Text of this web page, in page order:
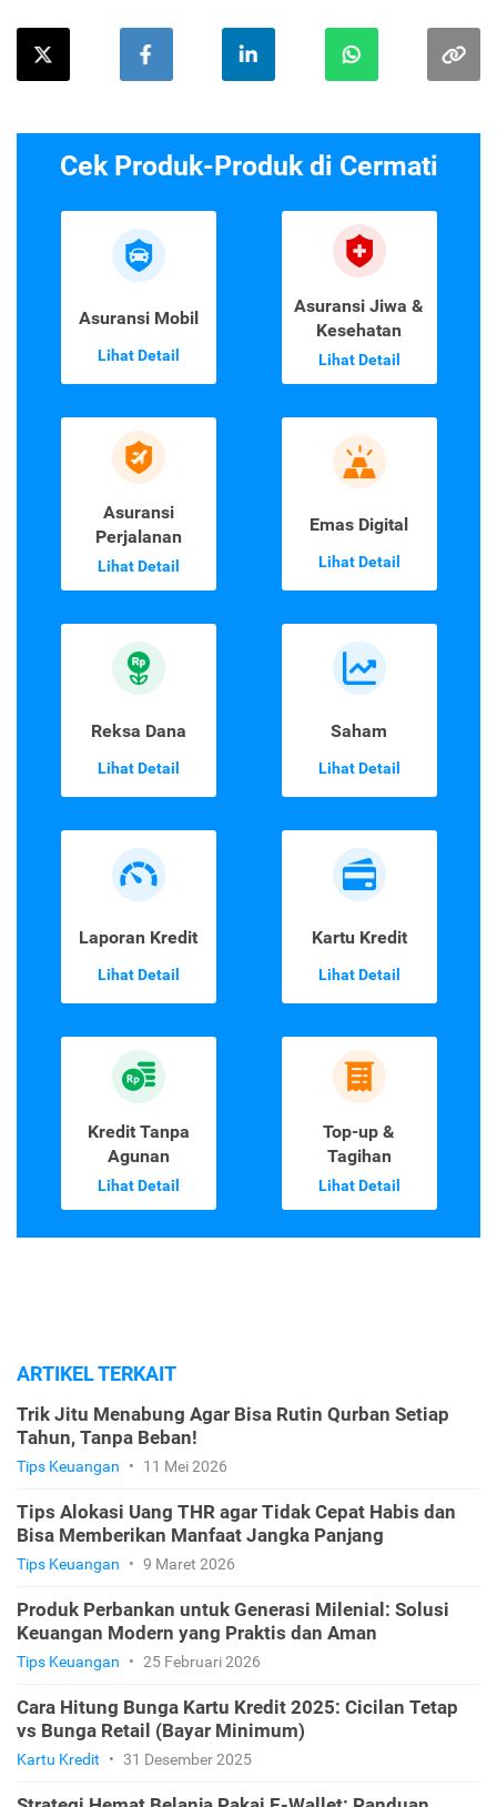
Cek Produk-Produk di Cermati
Asuransi Mobil
Lihat Detail
Asuransi Jiwa &
Kesehatan
Lihat Detail
Asuransi
Perjalanan
Lihat Detail
Emas Digital
Lihat Detail
Reksa Dana
Lihat Detail
Saham
Lihat Detail
Laporan Kredit
Lihat Detail
Kartu Kredit
Lihat Detail
Kredit Tanpa
Agunan
Lihat Detail
Top-up &
Tagihan
Lihat Detail
ARTIKEL TERKAIT
Trik Jitu Menabung Agar Bisa Rutin Qurban Setiap
Tahun, Tanpa Beban!
Tips Keuangan • 11 Mei 2026
Tips Alokasi Uang THR agar Tidak Cepat Habis dan
Bisa Memberikan Manfaat Jangka Panjang
Tips Keuangan • 9 Maret 2026
Produk Perbankan untuk Generasi Milenial: Solusi
Keuangan Modern yang Praktis dan Aman
Tips Keuangan • 25 Februari 2026
Cara Hitung Bunga Kartu Kredit 2025: Cicilan Tetap
vs Bunga Retail (Bayar Minimum)
Kartu Kredit • 31 Desember 2025